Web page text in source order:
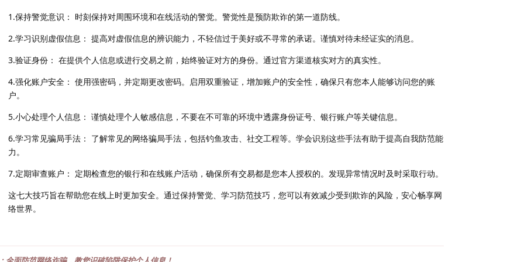
1.保持警觉意识： 时刻保持对周围环境和在线活动的警觉。警觉性是预防欺诈的第一道防线。
2.学习识别虚假信息： 提高对虚假信息的辨识能力，不轻信过于美好或不寻常的承诺。谨慎对待未经证实的消息。
3.验证身份： 在提供个人信息或进行交易之前，始终验证对方的身份。通过官方渠道核实对方的真实性。
4.强化账户安全： 使用强密码，并定期更改密码。启用双重验证，增加账户的安全性，确保只有您本人能够访问您的账
户。
5.小心处理个人信息： 谨慎处理个人敏感信息，不要在不可靠的环境中透露身份证号、银行账户等关键信息。
6.学习常见骗局手法： 了解常见的网络骗局手法，包括钓鱼攻击、社交工程等。学会识别这些手法有助于提高自我防范能
力。
7.定期审查账户： 定期检查您的银行和在线账户活动，确保所有交易都是您本人授权的。发现异常情况时及时采取行动。
这七大技巧旨在帮助您在线上时更加安全。通过保持警觉、学习防范技巧，您可以有效减少受到欺诈的风险，安心畅享网
络世界。